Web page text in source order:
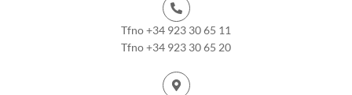
Tfno +34 923 30 65 11
Tfno +34 923 30 65 20